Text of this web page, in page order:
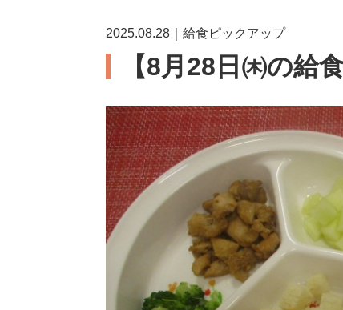
2025.08.28｜給食ピックアップ
【8月28日㈭の給